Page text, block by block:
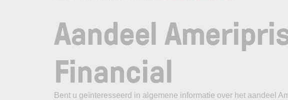
Aandeel
Financial
Bent u geïnteresseerd in algemene informatie over het aandeel